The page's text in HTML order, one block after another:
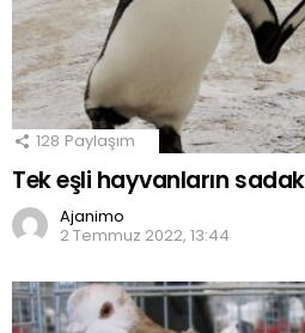
128 Paylaşım
Tek eşli hayvanların
Ajanimo
2 Temmuz 2022, 13:44